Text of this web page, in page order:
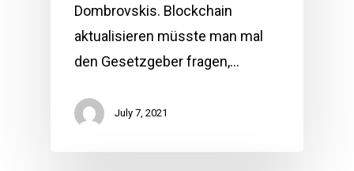
Dombrovskis. Blockchain
aktualisieren müsste man mal
den Gesetzgeber fragen,…
July 7, 2021